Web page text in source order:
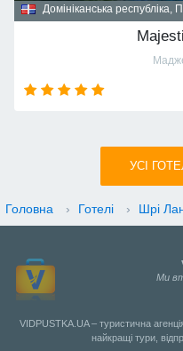
Домініканська республіка,
УСI
Головна › Готелі › Шрі
Ми
VIDPUSTKA.UA – туристична
найкращі тури,